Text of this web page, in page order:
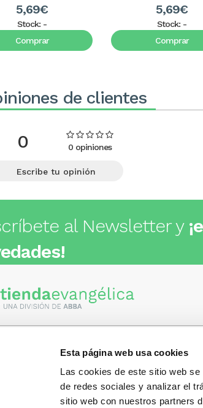
Esta página web usa cookies
Las cookies de este sitio web
de redes sociales y analizar el
sitio web con nuestros partners
5,69€
Stock: -
Comprar
5,69€
Stock: -
Comprar
de clientes
0 0 opiniones
Escribe tu opinión
al Newsletter y
nuestra tienda
¿Cómo llegar?
Encants (L2) - a 1 calle
Glòries (L1) - a 3 calles
+34
¿Tienes
Llámanos y te